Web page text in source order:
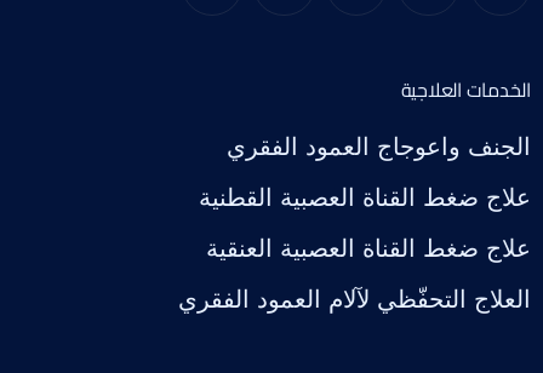
الخدمات العلاجية
الجنف واعوجاج العمود الفقري
علاج ضغط القناة العصبية القطنية
علاج ضغط القناة العصبية العنقية
العلاج التحفّظي لآلام العمود الفقري